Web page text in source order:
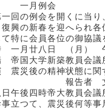
例会
一回の例会を開くに当
興の新春を迎へられ各
特に会員各位の御協
月廿八日 （月）
国大学新築教員会議所
災後の精神状態に関
者 文学博
午後四時帝大教員会議
立つて、震災後何等事